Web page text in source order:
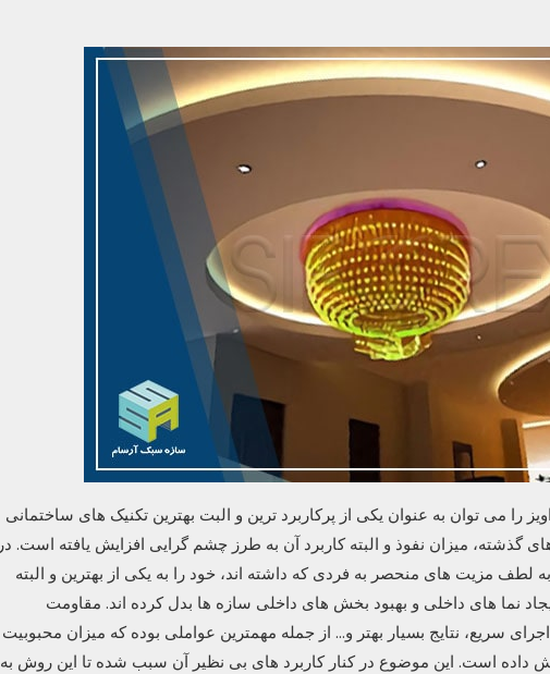
را می توان به عنوان یکی از پرکاربرد ترین و البت بهترین تکنیک های ساختمانی
میزان نفوذ و البته کاربرد آن به طرز چشم گرایی افزایش یافته است. در
لطف مزیت های منحصر به فردی که داشته اند، خود را به یکی از بهترین و البته
نما های داخلی و بهبود بخش های داخلی سازه ها بدل کرده اند. مقاومت
سریع، نتایج بسیار بهتر و… از جمله مهمترین عواملی بوده که میزان محبوبیت
داده است. این موضوع در کنار کاربرد های بی نظیر آن سبب شده تا این روش به